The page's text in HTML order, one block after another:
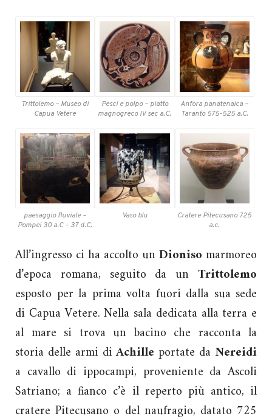
Trittolemo – Museo di
Capua Vetere
Pesci e polpo – piatto
magnogreco IV sec a.C.
Anfora panatenaica –
Taranto 575-525 a.C.
paesaggio fluviale –
Pompei 30 a.C – 37 d.C.
Vaso blu
Cratere Pitecusano 725
a.c.
All’ingresso ci ha accolto unDioniso marmoreo
d’epoca romana, seguito da un Trittolemo
esposto per la prima volta fuori dalla sua sede
di Capua Vetere. Nella sala dedicata alla terra e
al mare si trova un bacino che racconta la
storia delle armi diAchille portate da Nereidi
a cavallo di ippocampi, proveniente da Ascoli
Satriano; a fianco c’è il reperto più antico, il
cratere Pitecusano o del naufragio, datato 725